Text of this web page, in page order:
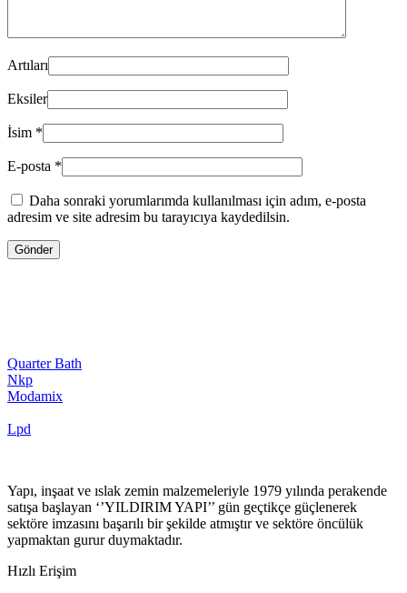
Artıları
Eksiler
İsim *
E-posta *
Daha sonraki yorumlarımda kullanılması için adım, e-posta
adresim ve site adresim bu tarayıcıya kaydedilsin.
Quarter Bath
Nkp
Modamix
Lpd
Yapı, inşaat ve ıslak zemin malzemeleriyle 1979 yılında perakende
satışa başlayan ‘’YILDIRIM YAPI’’ gün geçtikçe güçlenerek
sektöre imzasını başarılı bir şekilde atmıştır ve sektöre öncülük
yapmaktan gurur duymaktadır.
Hızlı Erişim